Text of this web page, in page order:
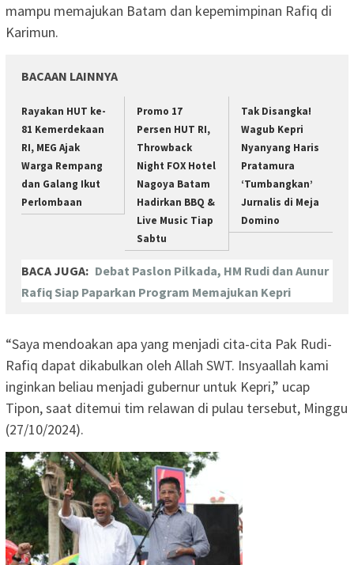
mampu memajukan Batam dan kepemimpinan Rafiq di
Karimun.
BACAAN LAINNYA
Rayakan HUT ke-
81 Kemerdekaan
RI, MEG Ajak
Warga Rempang
dan Galang Ikut
Perlombaan
Promo 17
Persen HUT RI,
Throwback
Night FOX Hotel
Nagoya Batam
Hadirkan BBQ &
Live Music Tiap
Sabtu
Tak Disangka!
Wagub Kepri
Nyanyang Haris
Pratamura
‘Tumbangkan’
Jurnalis di Meja
Domino
BACA JUGA: Debat Paslon Pilkada, HM Rudi dan Aunur
Rafiq Siap Paparkan Program Memajukan Kepri
“Saya mendoakan apa yang menjadi cita-cita Pak Rudi-
Rafiq dapat dikabulkan oleh Allah SWT. Insyaallah kami
inginkan beliau menjadi gubernur untuk Kepri,” ucap
Tipon, saat ditemui tim relawan di pulau tersebut, Minggu
(27/10/2024).